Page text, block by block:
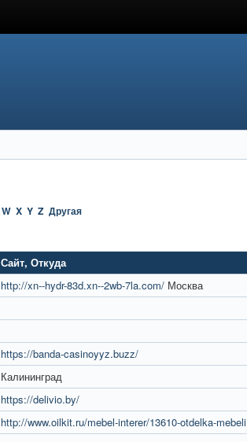
W X Y Z Другая
Сайт, Откуда
http://xn--hydr-83d.xn--2wb-7la.com/ Москва
https://banda-casinoyyz.buzz/
Калининград
https://delivio.by/
http://www.oilkit.ru/mebel-interer/13610-otdelka-mebeli